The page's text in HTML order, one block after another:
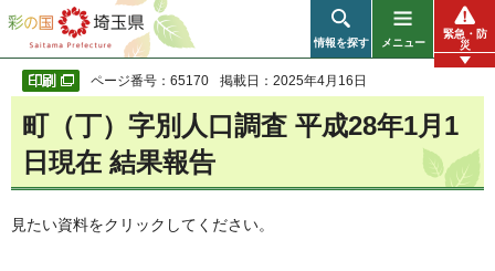
彩の国 埼玉県
情報を探す メニュー
緊急・防
災
ページ番号：65170 掲載日：2025年4月16日
町（丁）字別人口調査 平成28年1月1
日現在 結果報告
見たい資料をクリックしてください。